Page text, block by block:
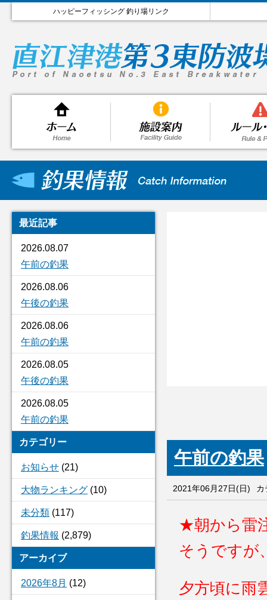
ハッピーフィッシング 釣り場リンク
最近記事
2026.08.07
午前の釣果
2026.08.06
午後の釣果
2026.08.06
午前の釣果
2026.08.05
午後の釣果
2026.08.05
午前の釣果
カテゴリー
お知らせ (21)
大物ランキング (10)
未分類 (117)
釣果情報 (2,879)
アーカイブ
2026年8月 (12)
午前の釣果
2021年06月27日(日) カ
★朝から雷
そうですが
夕方頃に雨